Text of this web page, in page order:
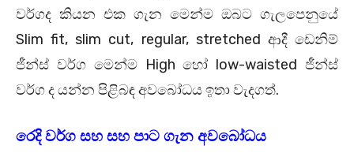
වර්ගද කියන එක ගැන මෙන්ම ඔබට ගැලපෙනුයේ
Slim fit, slim cut, regular, stretched ආදී ඩෙනිම්
ජීන්ස් වර්ග මෙන්ම High හෝ low-waisted ජීන්ස්
වර්ග ද යන්න පිළිබඳ අවබෝධය ඉතා වැදගත්.
රෙදි වර්ග සහ සහ පාට ගැන අවබෝධය